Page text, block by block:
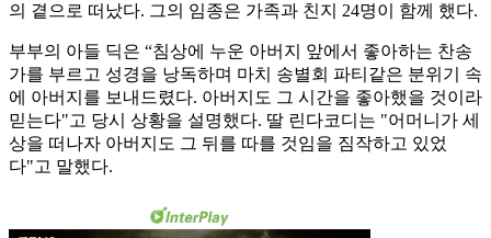
의 곁으로 떠났다. 그의 임종은 가족과 친지 24명이 함께 했다.
부부의 아들 딕은 “침상에 누운 아버지 앞에서 좋아하는 찬송
가를 부르고 성경을 낭독하며 마치 송별회 파티같은 분위기 속
에 아버지를 보내드렸다. 아버지도 그 시간을 좋아했을 것이라
믿는다"고 당시 상황을 설명했다. 딸 린다코디는 "어머니가 세
상을 떠나자 아버지도 그 뒤를 따를 것임을 짐작하고 있었
다"고 말했다.